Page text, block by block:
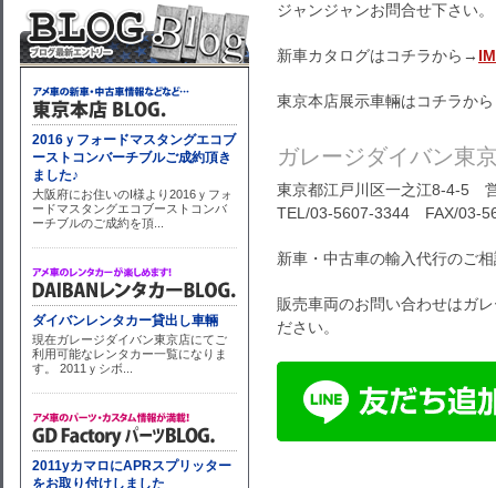
ジャンジャンお問合せ下さい。
新車カタログはコチラから→
東京本店展示車輛はコチラか
ガレージダイバン東
東京都江戸川区一之江8-4-5
TEL/03-5607-3344 FAX/03-
新車・中古車の輸入代行のご
販売車両のお問い合わせはガ
ださい。